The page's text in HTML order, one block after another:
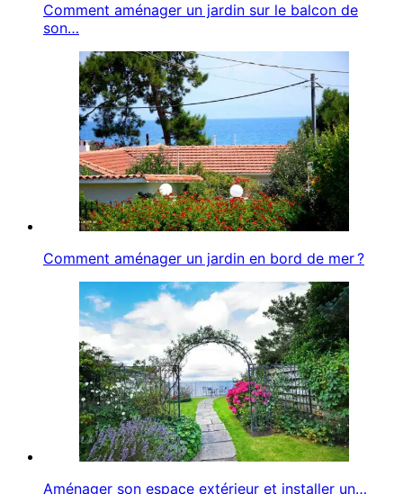
Comment aménager un jardin sur le balcon de
son…
Comment aménager un jardin en bord de mer ?
Aménager son espace extérieur et installer un…